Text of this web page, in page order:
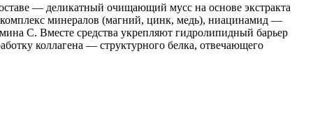
— деликатный очищающий мусс на основе экстракта
минералов (магний, цинк, медь), ниацинамид —
С. Вместе средства укрепляют гидролипидный барьер
коллагена — структурного белка, отвечающего